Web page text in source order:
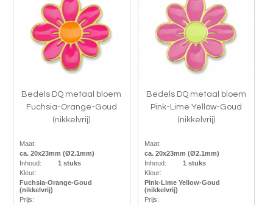
Bedels DQ metaal bloem
Fuchsia-Orange-Goud
(nikkelvrij)
Maat:
ca. 20x23mm (Ø2.1mm)
Inhoud:
1 stuks
Kleur:
Fuchsia-Orange-Goud
(nikkelvrij)
Prijs:
Bedels DQ metaal bloem
Pink-Lime Yellow-Goud
(nikkelvrij)
Maat:
ca. 20x23mm (Ø2.1mm)
Inhoud:
1 stuks
Kleur:
Pink-Lime Yellow-Goud
(nikkelvrij)
Prijs: